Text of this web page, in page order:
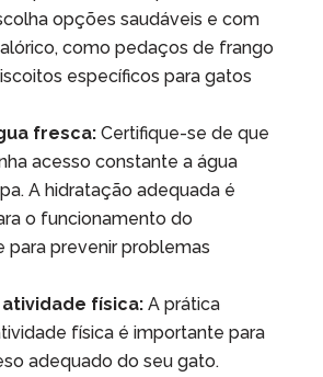
opções saudáveis e com
como pedaços de frango
específicos para gatos
fresca:Certifique-se de que
acesso constante a água
A hidratação adequada é
o funcionamento do
para prevenir problemas
atividade física:A prática
física é importante para
adequado do seu gato.